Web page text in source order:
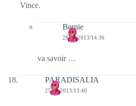
Vince.
Bernie
28/06/2013/14:36
va savoir …
PARADISALIA
25/06/2013/13:40